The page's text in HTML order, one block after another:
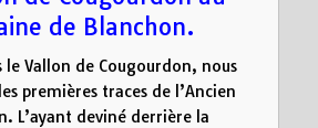
de Blanchon.
le Vallon de Cougourdon, nous
premières traces de l’Ancien
L’ayant deviné derrière la